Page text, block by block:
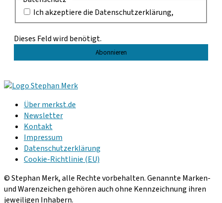
Ich akzeptiere die Datenschutzerklärung,
Dieses Feld wird benötigt.
Über merkst.de
Newsletter
Kontakt
Impressum
Datenschutzerklärung
Cookie-Richtlinie (EU)
© Stephan Merk, alle Rechte vorbehalten. Genannte Marken-
und Warenzeichen gehören auch ohne Kennzeichnung ihren
jeweiligen Inhabern.